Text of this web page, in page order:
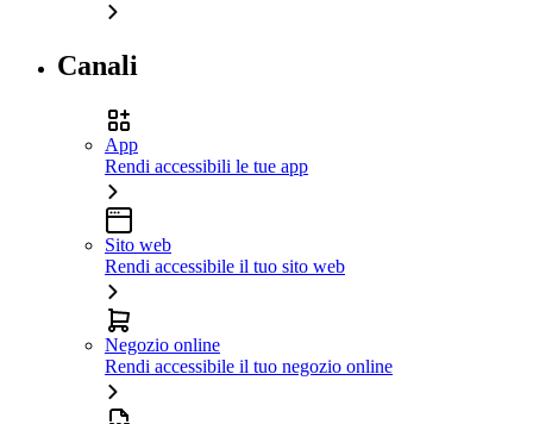
Canali
App
Rendi accessibili le tue app
Sito web
Rendi accessibile il tuo sito web
Negozio online
Rendi accessibile il tuo negozio online